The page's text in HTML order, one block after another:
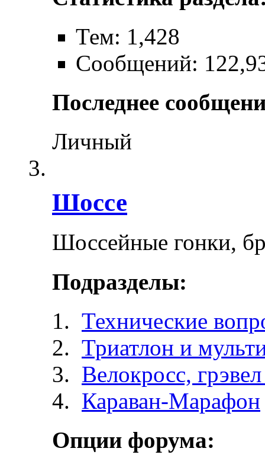
Тем: 1,428
Сообщений:
Последнее
Личный
Шоссе
Шоссейные гонки,
Подразделы:
Технические
Триатлон и
Велокросc,
Караван-Марафон
Опции форума: